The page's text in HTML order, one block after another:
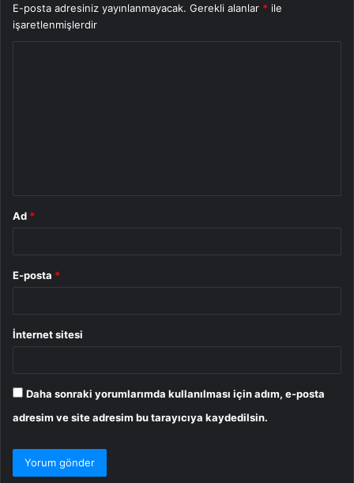
E-posta adresiniz yayınlanmayacak. Gerekli alanlar * ile
işaretlenmişlerdir
Ad *
E-posta *
İnternet sitesi
Daha sonraki yorumlarımda kullanılması için adım, e-posta
adresim ve site adresim bu tarayıcıya kaydedilsin.